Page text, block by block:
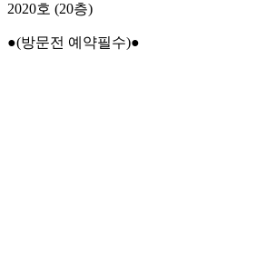
2020호 (20층)
●(방문전 예약필수)●